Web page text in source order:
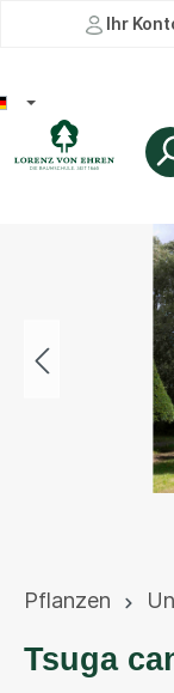
Ihr
Pflanzen
Tsuga